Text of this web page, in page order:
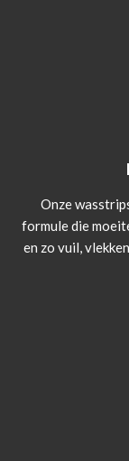
Onze
formule die
en zo vuil,